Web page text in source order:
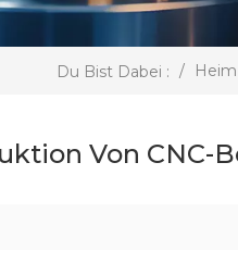
Du Bist Dabei : / Heim
Von CNC-